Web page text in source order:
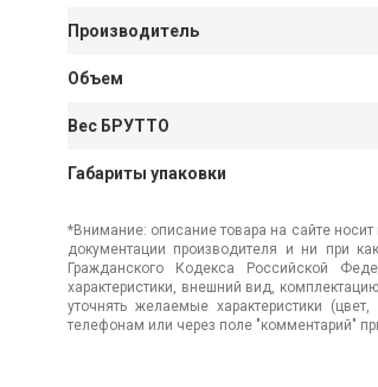
Производитель
Объем
Вес БРУТТО
Габариты упаковки
*Внимание: описание товара на сайте
документации производителя и ни при
Гражданского Кодекса Российской
характеристики, внешний вид,
уточнять желаемые характеристики
телефонам или через поле "комментарий"